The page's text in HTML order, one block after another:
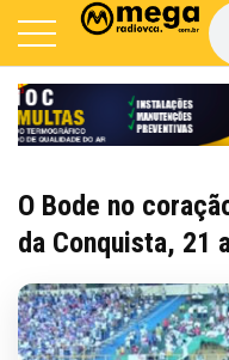
O Bode no
da Conquista, 21